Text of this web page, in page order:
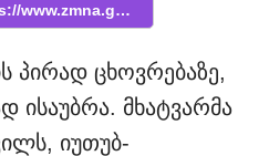
https://www.zmna.ge/news/me-viyavi-mogal...
პირად ცხოვრებაზე,
ისაუბრა. მხატვარმა
იუთუბ-